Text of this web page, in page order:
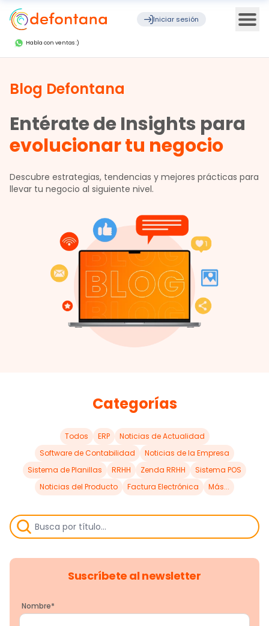
Iniciar sesión
Habla con ventas :)
Blog Defontana
Entérate de Insights para
evolucionar tu negocio
Descubre estrategias, tendencias y mejores prácticas para
llevar tu negocio al siguiente nivel.
Categorías
Todos ERP
Noticias de Actualidad
Software de Contabilidad
Noticias de la Empresa
Sistema de Planillas
RRHH Zenda RRHH
Sistema POS
Noticias del Producto
Factura Electrónica Más...
Suscríbete al newsletter
Nombre*